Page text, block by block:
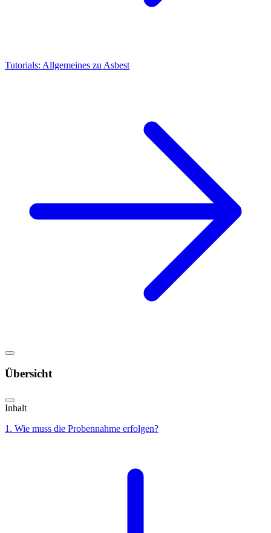
Tutorials: Allgemeines zu Asbest
Übersicht
Inhalt
1. Wie muss die Probennahme erfolgen?